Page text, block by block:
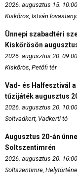
2026. augusztus 15.
Kiskőrös, István
Ünnepi szabadtéri
Kiskőrösön
2026. augusztus 20.
Kiskőrös, Petőfi tér
Vad- és Halfesztivál
tűzijáték augusztus
2026. augusztus 20.
Soltvadkert, Vadkerti-tó
Augusztus 20-án
Soltszentimrén
2026. augusztus 20.
Soltszentimre,